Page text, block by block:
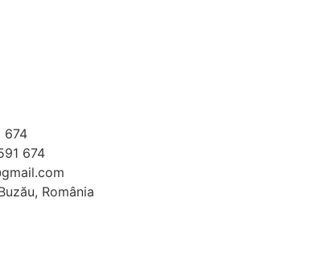
674
674
România